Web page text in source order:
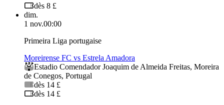
dès 8 £
dim.
1 nov.00:00
Primeira Liga portugaise
Moreirense FC vs Estrela Amadora
Estadio Comendador Joaquim de Almeida Freitas, Moreira
de Conegos, Portugal
dès 14 £
dès 14 £